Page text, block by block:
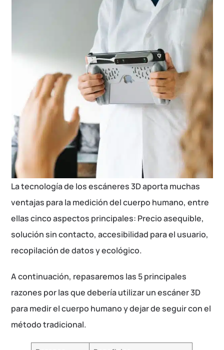
La tecnología de los escáneres 3D aporta muchas
ventajas para la medición del cuerpo humano, entre
ellas cinco aspectos principales: Precio asequible,
solución sin contacto, accesibilidad para el usuario,
recopilación de datos y ecológico.
A continuación, repasaremos las 5 principales
razones por las que debería utilizar un escáner 3D
para medir el cuerpo humano y dejar de seguir con el
método tradicional.